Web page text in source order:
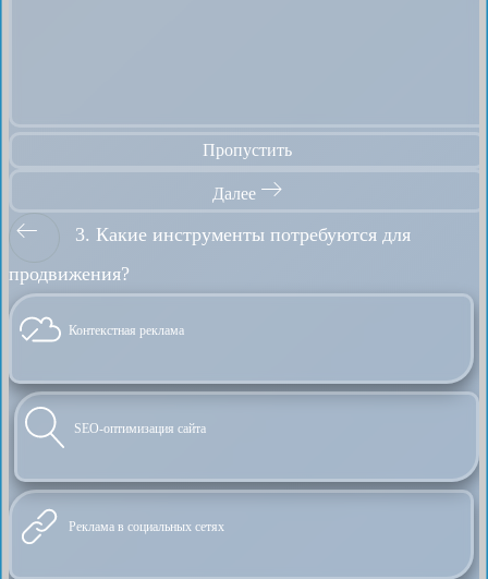
Пропустить
Далее
3. Какие инструменты потребуются для
продвижения?
Контекстная реклама
SEO-оптимизация сайта
Реклама в социальных сетях